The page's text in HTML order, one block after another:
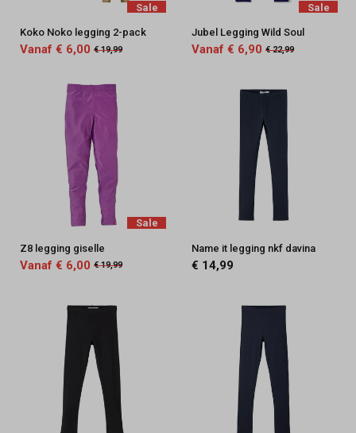
Sale
Koko Noko legging 2-pack
Vanaf € 6,00 € 19,99
Sale
Jubel Legging Wild Soul
Vanaf € 6,90 € 22,99
Sale
Z8 legging giselle
Vanaf € 6,00 € 19,99
Name it legging nkf davina
€ 14,99